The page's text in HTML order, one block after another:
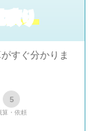
積り
すぐ分かりま
5
算・依頼